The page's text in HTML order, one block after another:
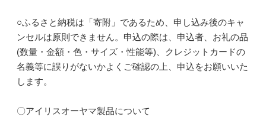
○ふるさと納税は「寄附」であるため、申し込み後のキャ
ンセルは原則できません。申込の際は、申込者、お礼の品
(数量・金額・色・サイズ・性能等)、クレジットカードの
名義等に誤りがないかよくご確認の上、申込をお願いいた
します。
〇アイリスオーヤマ製品について